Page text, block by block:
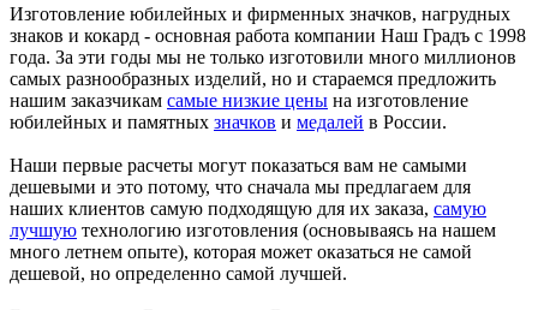
Изготовление юбилейных и фирменных значков, нагрудных
знаков и кокард - основная работа компании Наш Градъ с 1998
года. За эти годы мы не только изготовили много миллионов
самых разнообразных изделий, но и стараемся предложить
нашим заказчикам самые низкие цены на изготовление
юбилейных и памятных значков и медалей в России.
Наши первые расчеты могут показаться вам не самыми
дешевыми и это потому, что сначала мы предлагаем для
наших клиентов самую подходящую для их заказа, самую
лучшую технологию изготовления (основываясь на нашем
много летнем опыте), которая может оказаться не самой
дешевой, но определенно самой лучшей.